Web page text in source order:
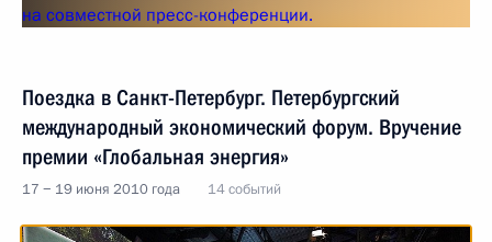
Поездка в Санкт-Петербург. Петербургский
международный экономический форум. Вручение
премии «Глобальная энергия»
17 − 19 июня 2010 года 14 событий